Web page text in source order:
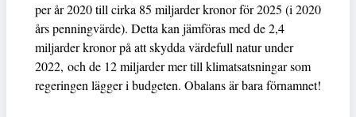
per år 2020 till cirka 85 miljarder kronor för 2025 (i 2020
års penningvärde). Detta kan jämföras med de 2,4
miljarder kronor på att skydda värdefull natur under
2022, och de 12 miljarder mer till klimatsatsningar som
regeringen lägger i budgeten. Obalans är bara förnamnet!